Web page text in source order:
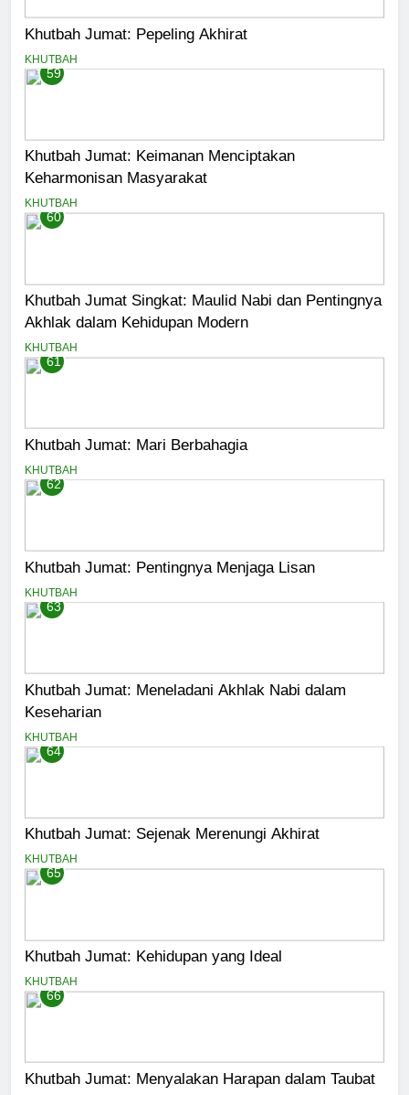
Khutbah Jumat: Pepeling Akhirat
KHUTBAH
59
Khutbah Jumat: Keimanan Menciptakan
Keharmonisan Masyarakat
KHUTBAH
60
Khutbah Jumat Singkat: Maulid Nabi dan Pentingnya
Akhlak dalam Kehidupan Modern
KHUTBAH
61
Khutbah Jumat: Mari Berbahagia
KHUTBAH
62
Khutbah Jumat: Pentingnya Menjaga Lisan
KHUTBAH
63
Khutbah Jumat: Meneladani Akhlak Nabi dalam
Keseharian
KHUTBAH
64
Khutbah Jumat: Sejenak Merenungi Akhirat
KHUTBAH
65
Khutbah Jumat: Kehidupan yang Ideal
KHUTBAH
66
Khutbah Jumat: Menyalakan Harapan dalam Taubat